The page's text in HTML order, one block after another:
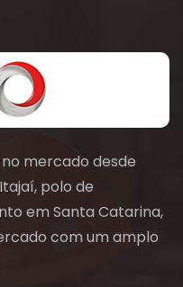
no mercado desde
polo de
em Santa Catarina,
com um amplo